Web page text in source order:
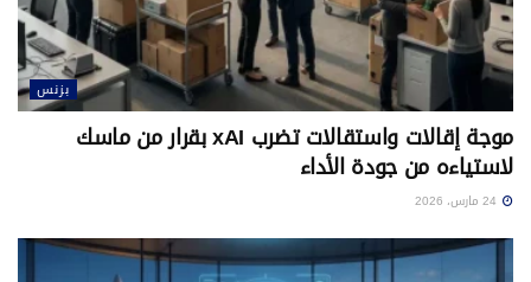
بزنس
موجة إقالات واستقالات تضرب xAI بقرار من ماسك
لاستياءه من جودة الأداء